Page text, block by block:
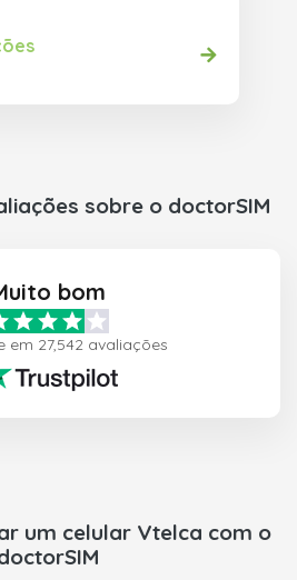
sobre o doctorSIM
bom
em 27,542 avaliações
um celular Vtelca com o